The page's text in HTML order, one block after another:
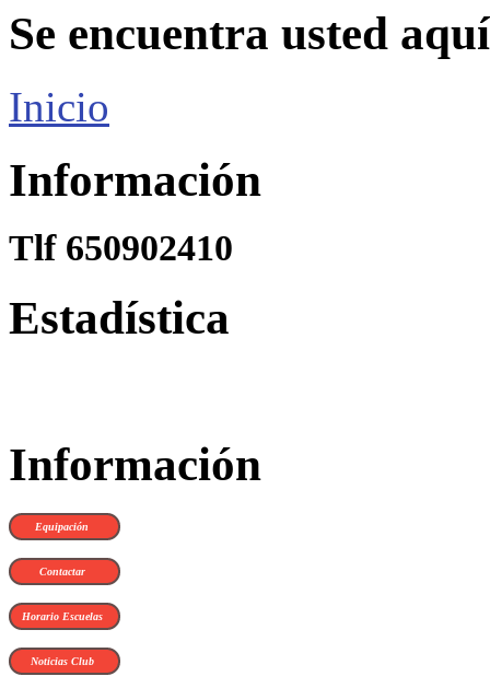
Se encuentra usted aquí
Inicio
Información
Tlf 650902410
Estadística
Información
Equipación
Contactar
Horario Escuelas
Noticias Club